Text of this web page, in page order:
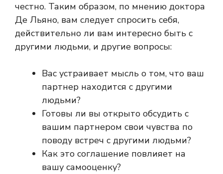
честно. Таким образом, по мнению доктора
Де Льяно, вам следует спросить себя,
действительно ли вам интересно быть с
другими людьми, и другие вопросы:
Вас устраивает мысль о том, что ваш
партнер находится с другими
людьми?
Готовы ли вы открыто обсудить с
вашим партнером свои чувства по
поводу встреч с другими людьми?
Как это соглашение повлияет на
вашу самооценку?